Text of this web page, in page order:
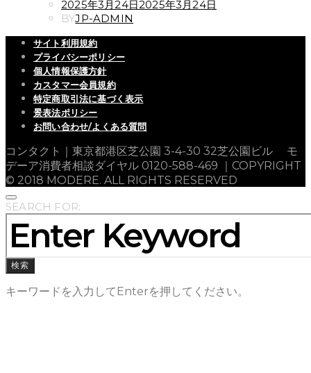
POSTED
ON
2025年3月24日2025年3月24日
BYJP-ADMIN
サイト利用規約
プライバシーポリシー
個人情報保護方針
カスタマー会員規約
特定商取引法に基づく表示
景表法ポリシー
お問い合わせ/よくある質問
コンタクト｜東京都港区芝公園 3-4-30 32芝公園ビル モ
デーア消費者相談ダイヤル 0120-588-469 ｜COPYRIGHT
© 2018 MODERE. ALL RIGHTS RESERVED
SEARCH FOR:
検索
キーワードを入力してEnterを押してください。